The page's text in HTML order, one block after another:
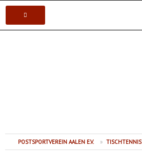
TISCHTENNIS
POSTSPORTVEREIN AALEN E.V. » TISCHTENNIS